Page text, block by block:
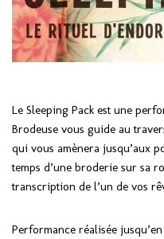
Le Sleeping Pack est une
Brodeuse vous guide au
qui vous amènera jusqu’aux
temps d’une broderie sur sa
transcription de l’un de vos
Performance réalisée jusqu’en